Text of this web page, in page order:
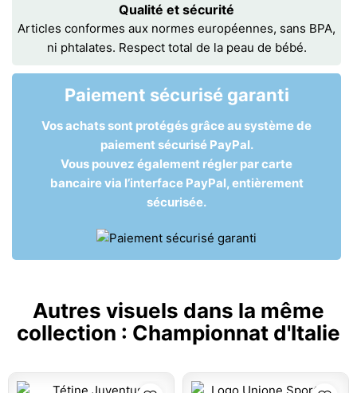
Qualité et sécurité
Articles conformes aux normes européennes, sans BPA,
ni phtalates. Respect total de la peau de bébé.
Paiement sécurisé garanti
Vos achats sont protégés grâce au système de
paiement sécurisé PayPal.
Vous pouvez également régler par carte
bancaire via l’interface PayPal, entièrement
sécurisée.
Autres visuels dans la même
collection : Championnat d'Italie